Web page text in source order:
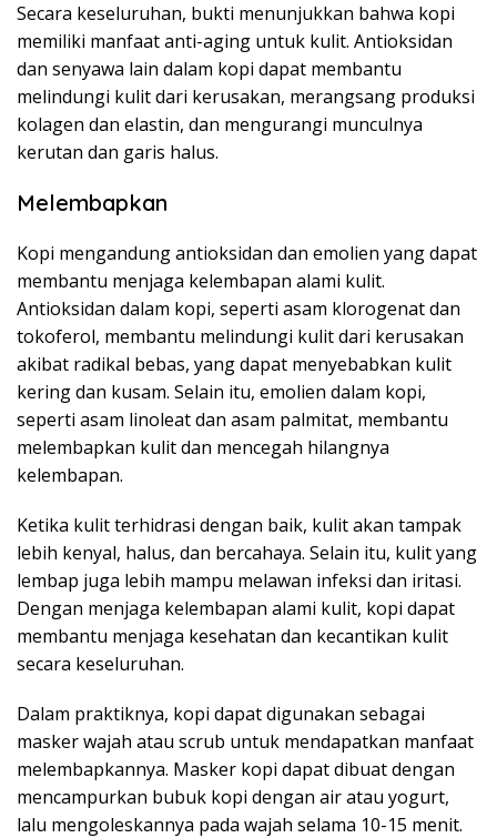
Secara keseluruhan, bukti menunjukkan bahwa kopi
memiliki manfaat anti-aging untuk kulit. Antioksidan
dan senyawa lain dalam kopi dapat membantu
melindungi kulit dari kerusakan, merangsang produksi
kolagen dan elastin, dan mengurangi munculnya
kerutan dan garis halus.
Melembapkan
Kopi mengandung antioksidan dan emolien yang dapat
membantu menjaga kelembapan alami kulit.
Antioksidan dalam kopi, seperti asam klorogenat dan
tokoferol, membantu melindungi kulit dari kerusakan
akibat radikal bebas, yang dapat menyebabkan kulit
kering dan kusam. Selain itu, emolien dalam kopi,
seperti asam linoleat dan asam palmitat, membantu
melembapkan kulit dan mencegah hilangnya
kelembapan.
Ketika kulit terhidrasi dengan baik, kulit akan tampak
lebih kenyal, halus, dan bercahaya. Selain itu, kulit yang
lembap juga lebih mampu melawan infeksi dan iritasi.
Dengan menjaga kelembapan alami kulit, kopi dapat
membantu menjaga kesehatan dan kecantikan kulit
secara keseluruhan.
Dalam praktiknya, kopi dapat digunakan sebagai
masker wajah atau scrub untuk mendapatkan manfaat
melembapkannya. Masker kopi dapat dibuat dengan
mencampurkan bubuk kopi dengan air atau yogurt,
lalu mengoleskannya pada wajah selama 10-15 menit.